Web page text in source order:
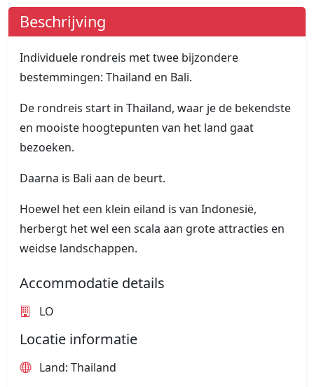
Beschrijving
Individuele rondreis met twee bijzondere
bestemmingen: Thailand en Bali.
De rondreis start in Thailand, waar je de bekendste
en mooiste hoogtepunten van het land gaat
bezoeken.
Daarna is Bali aan de beurt.
Hoewel het een klein eiland is van Indonesië,
herbergt het wel een scala aan grote attracties en
weidse landschappen.
Accommodatie details
LO
Locatie informatie
Land: Thailand